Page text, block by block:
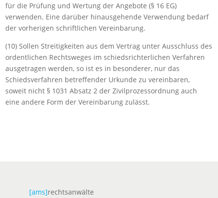
für die Prüfung und Wertung der Angebote (§ 16 EG)
verwenden. Eine darüber hinausgehende Verwendung bedarf
der vorherigen schriftlichen Vereinbarung.
(10) Sollen Streitigkeiten aus dem Vertrag unter Ausschluss des
ordentlichen Rechtsweges im schiedsrichterlichen Verfahren
ausgetragen werden, so ist es in besonderer, nur das
Schiedsverfahren betreffender Urkunde zu vereinbaren,
soweit nicht § 1031 Absatz2 der Zivilprozessordnung auch
eine andere Form der Vereinbarung zulässt.
[ams]rechtsanwälte